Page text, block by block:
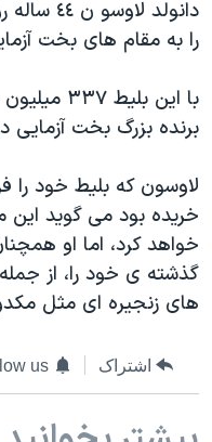
فرهنگ و زندگی
اقتصادی
علم و فناوری
اسرائیل در جنگ
گالری عکس
آرشیو پخش زنده
مستندها
حمله جمهوری اسلامی به
رمز مهسا
ورزش زنان در ایران
اعتراضات زن، زندگی،
مجموعه مستندهای
تریبونال مردمی آبان ۹۸
چهل سال گروگان‌گیری
دنبال کنید
دانولد
را به مقام های بخت
با این
برنده بزرگ بخت آزمایی
لاوسون که بلیط خود را
خریده بود می گوید این
خواهد کرد، اما او
گذشته ی خود را، از
های زنجیره ای مثل
اشتراک us